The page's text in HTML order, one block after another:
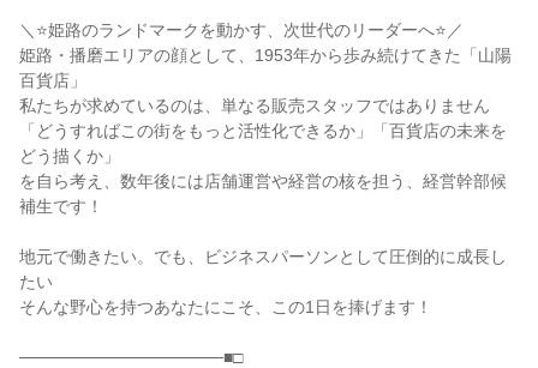
＼⭐️姫路のランドマークを動かす、次世代のリーダーへ⭐️／
姫路・播磨エリアの顔として、1953年から歩み続けてきた「山陽
百貨店」
私たちが求めているのは、単なる販売スタッフではありません
「どうすればこの街をもっと活性化できるか」「百貨店の未来を
どう描くか」
を自ら考え、数年後には店舗運営や経営の核を担う、経営幹部候
補生です！
地元で働きたい。でも、ビジネスパーソンとして圧倒的に成長し
たい
そんな野心を持つあなたにこそ、この1日を捧げます！
─────────────────■□